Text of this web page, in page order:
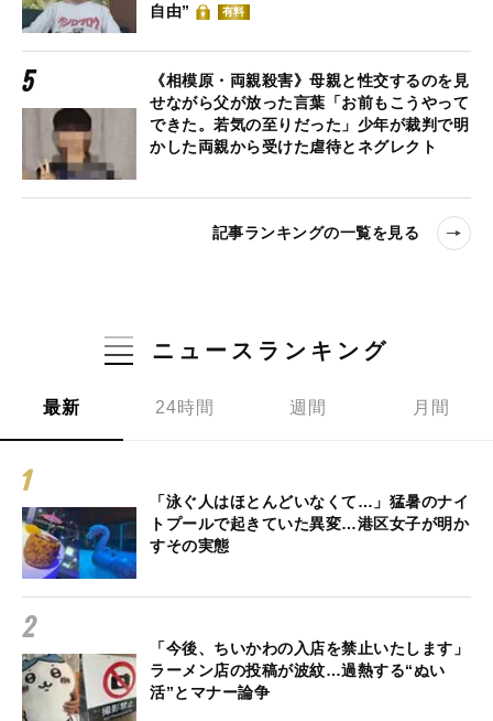
自由”
有料
《相模原・両親殺害》母親と性交するのを見
せながら父が放った言葉「お前もこうやって
できた。若気の至りだった」少年が裁判で明
かした両親から受けた虐待とネグレクト
記事ランキングの一覧を見る
ニュースランキング
最新 24時間 週間 月間
「泳ぐ人はほとんどいなくて…」猛暑のナイ
トプールで起きていた異変…港区女子が明か
すその実態
「今後、ちいかわの入店を禁止いたします」
ラーメン店の投稿が波紋…過熱する“ぬい
活”とマナー論争